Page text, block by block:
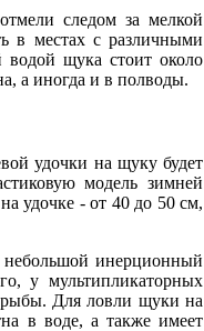
следом за мелкой
в местах с различными
водой щука стоит около
а иногда и в полводы.
удочки на щуку будет
модель зимней
удочке - от 40 до 50 см,
небольшой инерционный
у мультипликаторных
рыбы. Для ловли щуки на
в воде, а также имеет